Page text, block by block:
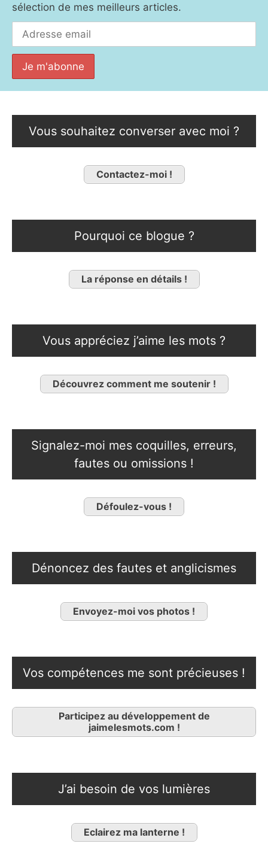
sélection de mes meilleurs articles.
Vous souhaitez converser avec moi ?
Contactez-moi !
Pourquoi ce blogue ?
La réponse en détails !
Vous appréciez j’aime les mots ?
Découvrez comment me soutenir !
Signalez-moi mes coquilles, erreurs,
fautes ou omissions !
Défoulez-vous !
Dénoncez des fautes et anglicismes
Envoyez-moi vos photos !
Vos compétences me sont précieuses !
Participez au développement de
jaimelesmots.com !
J’ai besoin de vos lumières
Eclairez ma lanterne !